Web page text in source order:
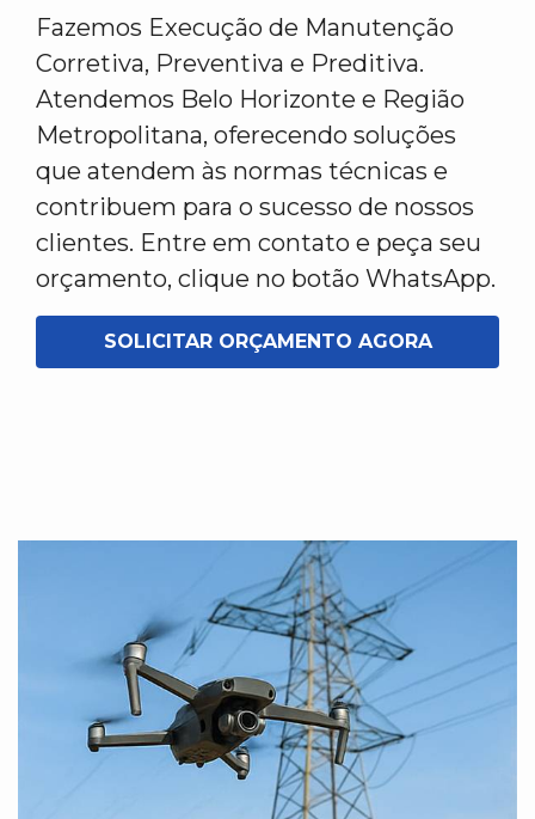
Fazemos Execução de Manutenção
Corretiva, Preventiva e Preditiva.
Atendemos Belo Horizonte e Região
Metropolitana, oferecendo soluções
que atendem às normas técnicas e
contribuem para o sucesso de nossos
clientes. Entre em contato e peça seu
orçamento, clique no botão WhatsApp.
SOLICITAR ORÇAMENTO AGORA